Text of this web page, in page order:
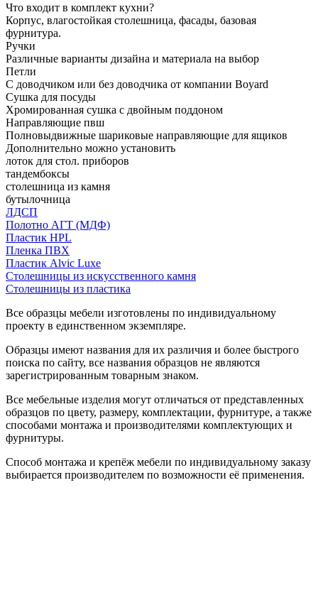
Что входит в комплект кухни?
Корпус, влагостойкая столешница, фасады, базовая
фурнитура.
Ручки
Различные варианты дизайна и материала на выбор
Петли
С доводчиком или без доводчика от компании Boyard
Сушка для посуды
Хромированная сушка с двойным поддоном
Направляющие пвш
Полновыдвижные шариковые направляющие для ящиков
Дополнительно можно установить
лоток для стол. приборов
тандембоксы
столешница из камня
бутылочница
ЛДСП
Полотно АГТ (МДФ)
Пластик HPL
Пленка ПВХ
Пластик Alvic Luxe
Столешницы из искусственного камня
Столешницы из пластика
Все образцы мебели изготовлены по индивидуальному
проекту в единственном экземпляре.
Образцы имеют названия для их различия и более быстрого
поиска по сайту, все названия образцов не являются
зарегистрированным товарным знаком.
Все мебельные изделия могут отличаться от представленных
образцов по цвету, размеру, комплектации, фурнитуре, а также
способами монтажа и производителями комплектующих и
фурнитуры.
Способ монтажа и крепёж мебели по индивидуальному заказу
выбирается производителем по возможности её применения.